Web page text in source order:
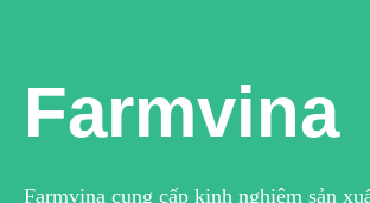
Farmvina
Farmvina cung cấp kinh nghiệm sản